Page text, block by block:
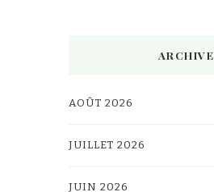
AOÛT 2026
JUILLET 2026
JUIN 2026